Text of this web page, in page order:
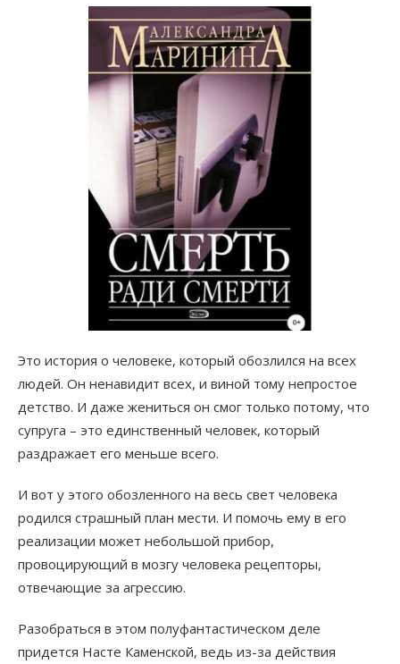
Это история о человеке, который обозлился на всех
людей. Он ненавидит всех, и виной тому непростое
детство. И даже жениться он смог только потому, что
супруга – это единственный человек, который
раздражает его меньше всего.
И вот у этого обозленного на весь свет человека
родился страшный план мести. И помочь ему в его
реализации может небольшой прибор,
провоцирующий в мозгу человека рецепторы,
отвечающие за агрессию.
Разобраться в этом полуфантастическом деле
придется Насте Каменской, ведь из-за действия